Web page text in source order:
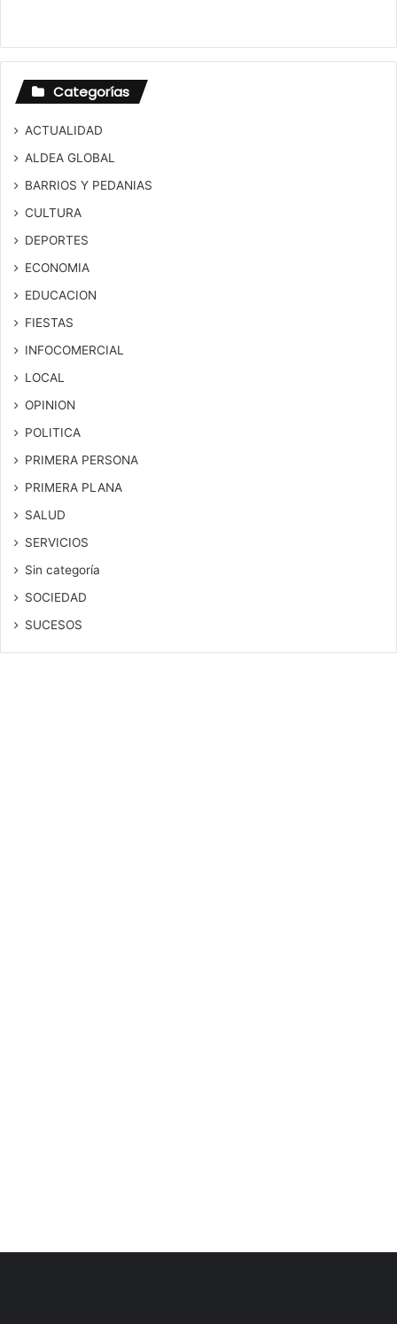
Categorías
ACTUALIDAD
ALDEA GLOBAL
BARRIOS Y PEDANIAS
CULTURA
DEPORTES
ECONOMIA
EDUCACION
FIESTAS
INFOCOMERCIAL
LOCAL
OPINION
POLITICA
PRIMERA PERSONA
PRIMERA PLANA
SALUD
SERVICIOS
Sin categoría
SOCIEDAD
SUCESOS